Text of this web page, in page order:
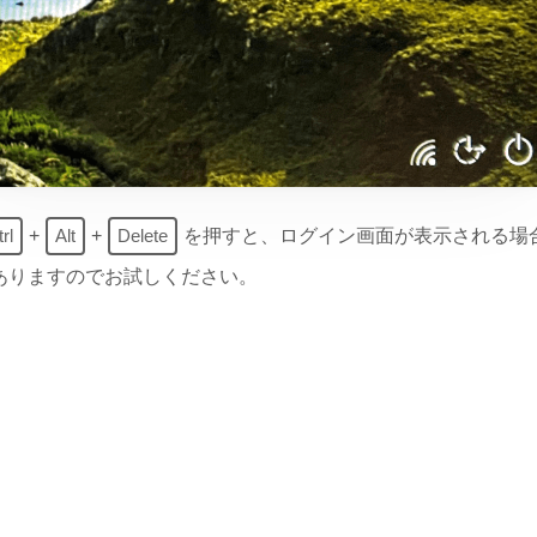
+ Alt + Delete
を押すと、ログイン画面が表示される場
りますのでお試しください。